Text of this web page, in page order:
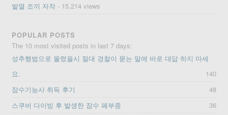
발열 조끼 자작 - 15,214 views
POPULAR POSTS
The 10 most visited posts in last 7 days:
성추행범으로 몰렸을시 절대 경찰이 묻는 말에 바로 대답 하지 마세
요.
140
잠수기능사 취득 후기
48
스쿠버 다이빙 후 발생한 잠수 폐부종
36